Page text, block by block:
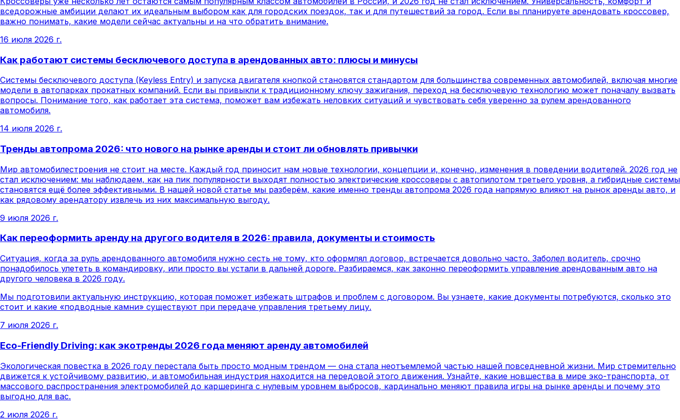
вседорожные амбиции делают их идеальным выбором как для городских поездок, так и для путешествий за город. Если вы планируете арендовать кроссовер,
важно понимать, какие модели сейчас актуальны и на что обратить внимание.
16 июля 2026 г.
Как работают системы бесключевого доступа в арендованных авто: плюсы и минусы
Системы бесключевого доступа (Keyless Entry) и запуска двигателя кнопкой становятся стандартом для большинства современных автомобилей, включая многие
модели в автопарках прокатных компаний. Если вы привыкли к традиционному ключу зажигания, переход на бесключевую технологию может поначалу вызвать
вопросы. Понимание того, как работает эта система, поможет вам избежать неловких ситуаций и чувствовать себя уверенно за рулем арендованного
автомобиля.
14 июля 2026 г.
Тренды автопрома 2026: что нового на рынке аренды и стоит ли обновлять привычки
Мир автомобилестроения не стоит на месте. Каждый год приносит нам новые технологии, концепции и, конечно, изменения в поведении водителей. 2026 год не
стал исключением: мы наблюдаем, как на пик популярности выходят полностью электрические кроссоверы с автопилотом третьего уровня, а гибридные системы
становятся ещё более эффективными. В нашей новой статье мы разберём, какие именно тренды автопрома 2026 года напрямую влияют на рынок аренды авто, и
как рядовому арендатору извлечь из них максимальную выгоду.
9 июля 2026 г.
Как переоформить аренду на другого водителя в 2026: правила, документы и стоимость
Ситуация, когда за руль арендованного автомобиля нужно сесть не тому, кто оформлял договор, встречается довольно часто. Заболел водитель, срочно
понадобилось улететь в командировку, или просто вы устали в дальней дороге. Разбираемся, как законно переоформить управление арендованным авто на
другого человека в 2026 году.
Мы подготовили актуальную инструкцию, которая поможет избежать штрафов и проблем с договором. Вы узнаете, какие документы потребуются, сколько это
стоит и какие «подводные камни» существуют при передаче управления третьему лицу.
7 июля 2026 г.
Eco-Friendly Driving: как экотренды 2026 года меняют аренду автомобилей
Экологическая повестка в 2026 году перестала быть просто модным трендом — она стала неотъемлемой частью нашей повседневной жизни. Мир стремительно
движется к устойчивому развитию, и автомобильная индустрия находится на передовой этого движения. Узнайте, какие новшества в мире эко-транспорта, от
массового распространения электромобилей до каршеринга с нулевым уровнем выбросов, кардинально меняют правила игры на рынке аренды и почему это
выгодно для вас.
2 июля 2026 г.